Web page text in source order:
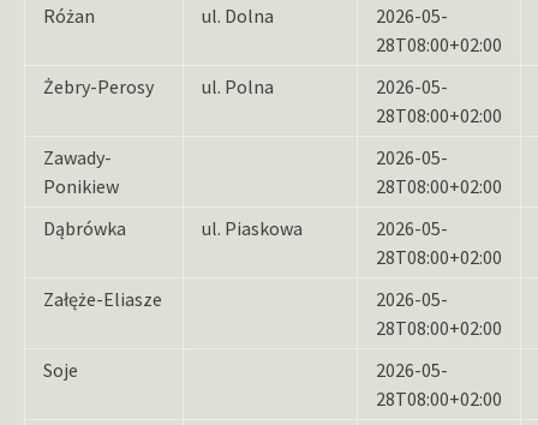
Różan
ul. Dolna
2026-05-
28T08:00+02:00
Żebry-Perosy
ul. Polna
2026-05-
28T08:00+02:00
Zawady-
Ponikiew
2026-05-
28T08:00+02:00
Dąbrówka
ul. Piaskowa
2026-05-
28T08:00+02:00
Załęże-Eliasze
2026-05-
28T08:00+02:00
Soje
2026-05-
28T08:00+02:00